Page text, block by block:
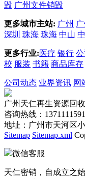
毁 广州文件销毁
更多城市主站: 广州
深圳 珠海 珠海 中山
更多行业:医疗 银行
校 服装 书籍 商品库存
公司动态 业界资讯 网
广州天仁再生资源回
咨询热线：
地址：广州市天河区
Sitemap Sitemap.xml
微信客服
天仁密销，自成立之